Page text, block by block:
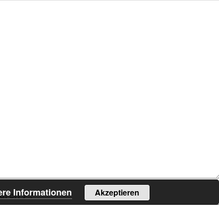
7 ?
Informationen Akzeptieren